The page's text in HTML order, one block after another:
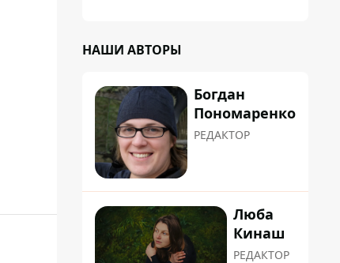
НАШИ АВТОРЫ
Богдан
Пономаренко
РЕДАКТОР
Люба
Кинаш
РЕДАКТОР